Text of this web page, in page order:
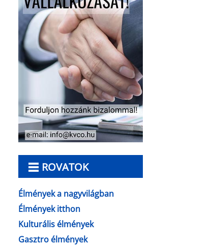
ROVATOK
Élmények a nagyvilágban
Élmények itthon
Kulturális élmények
Gasztro élmények